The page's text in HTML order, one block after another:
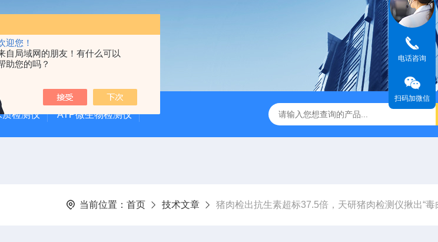
迎您！
自局域网的朋友！有什么可以
助您的吗？
质检测仪 ATP微生物检测仪
当前位置： 首页 技术文章 猪肉检出抗生素超标37.5倍，天研猪肉检测仪揪出“毒
电话咨询
扫码加微信